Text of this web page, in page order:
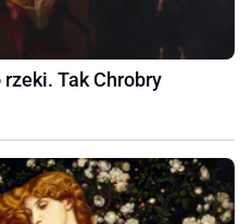
rzeki. Tak Chrobry